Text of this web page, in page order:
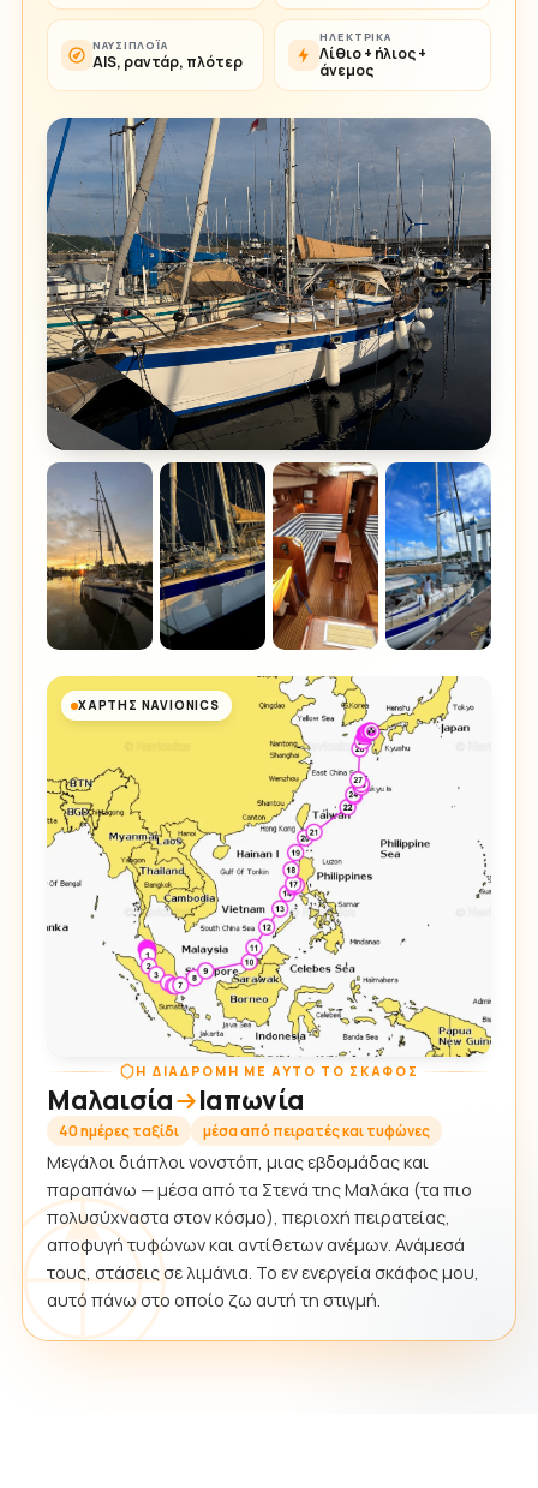
ΝΑΥΣΙΠΛΟΪ́Α
AIS, ραντάρ, πλότερ
ΗΛΕΚΤΡΙΚΆ
Λίθιο + ήλιος +
άνεμος
ΧΆΡΤΗΣ NAVIONICS
Η ΔΙΑΔΡΟΜΉ ΜΕ ΑΥΤΌ ΤΟ ΣΚΆΦΟΣ
Μαλαισία Ιαπωνία
40 ημέρες ταξίδι μέσα από πειρατές και τυφώνες
Μεγάλοι διάπλοι νονστόπ, μιας εβδομάδας και
παραπάνω — μέσα από τα Στενά της Μαλάκα (τα πιο
πολυσύχναστα στον κόσμο), περιοχή πειρατείας,
αποφυγή τυφώνων και αντίθετων ανέμων. Ανάμεσά
τους, στάσεις σε λιμάνια. Το εν ενεργεία σκάφος μου,
αυτό πάνω στο οποίο ζω αυτή τη στιγμή.